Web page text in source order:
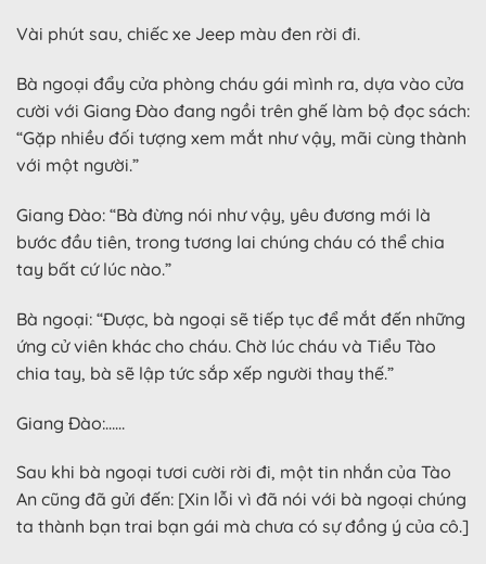
Vài phút sau, chiếc xe Jeep màu đen rời đi.
Bà ngoại đẩy cửa phòng cháu gái mình ra, dựa vào cửa
cười với Giang Đào đang ngồi trên ghế làm bộ đọc sách:
“Gặp nhiều đối tượng xem mắt như vậy, mãi cùng thành
với một người.”
Giang Đào: “Bà đừng nói như vậy, yêu đương mới là
bước đầu tiên, trong tương lai chúng cháu có thể chia
tay bất cứ lúc nào.”
Bà ngoại: “Được, bà ngoại sẽ tiếp tục để mắt đến những
ứng cử viên khác cho cháu. Chờ lúc cháu và Tiểu Tào
chia tay, bà sẽ lập tức sắp xếp người thay thế.”
Giang Đào:……
Sau khi bà ngoại tươi cười rời đi, một tin nhắn của Tào
An cũng đã gửi đến: [Xin lỗi vì đã nói với bà ngoại chúng
ta thành bạn trai bạn gái mà chưa có sự đồng ý của cô.]